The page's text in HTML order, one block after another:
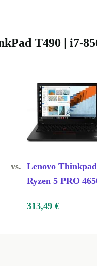
T490 | i7-
vs. Lenovo
Ryzen 5 PRO
313,49 €